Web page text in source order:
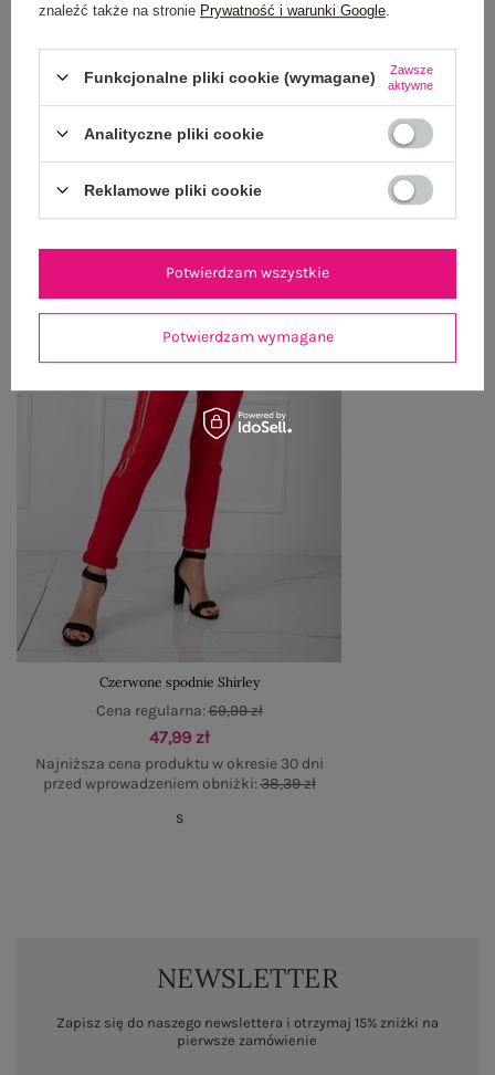
WYSYŁKA I DOSTAWA
OSTATNIO OGLĄDANE
Zobacz wszystko
Czerwone spodnie Shirley
47,99 zł
Najniższa cena produktu w okresie 30 dni
przed wprowadzeniem obniżki:38,39 zł
Cena regularna:69,99 zł
S
NEWSLETTER
Zapisz się do naszego newslettera i otrzymaj 15% zniżki na
pierwsze zamówienie
znaleźć także na stronie Prywatność i warunki Google
Funkcjonalne pliki cookie (wymagane)
Zawsze
aktywne
Analityczne pliki cookie
Reklamowe pliki cookie
Potwierdzam wymagane
Potwierdzam wszystkie